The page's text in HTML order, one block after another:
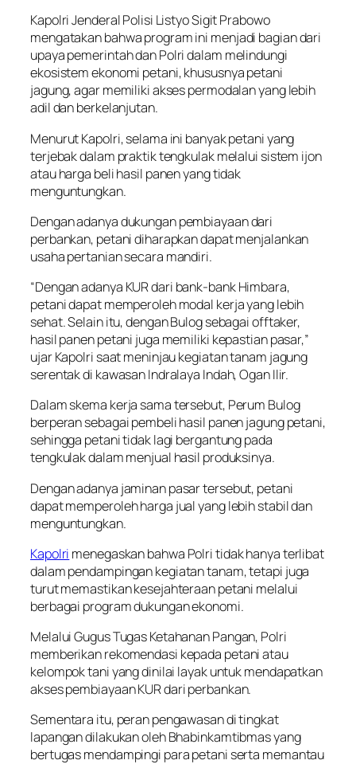
Kapolri Jenderal Polisi Listyo Sigit Prabowo
mengatakan bahwa program ini menjadi bagian dari
upaya pemerintah dan Polri dalam melindungi
ekosistem ekonomi petani, khususnya petani
jagung, agar memiliki akses permodalan yang lebih
adil dan berkelanjutan.
Menurut Kapolri, selama ini banyak petani yang
terjebak dalam praktik tengkulak melalui sistem ijon
atau harga beli hasil panen yang tidak
menguntungkan.
Dengan adanya dukungan pembiayaan dari
perbankan, petani diharapkan dapat menjalankan
usaha pertanian secara mandiri.
“Dengan adanya KUR dari bank-bank Himbara,
petani dapat memperoleh modal kerja yang lebih
sehat. Selain itu, dengan Bulog sebagai offtaker,
hasil panen petani juga memiliki kepastian pasar,”
ujar Kapolri saat meninjau kegiatan tanam jagung
serentak di kawasan Indralaya Indah, Ogan Ilir.
Dalam skema kerja sama tersebut, Perum Bulog
berperan sebagai pembeli hasil panen jagung petani,
sehingga petani tidak lagi bergantung pada
tengkulak dalam menjual hasil produksinya.
Dengan adanya jaminan pasar tersebut, petani
dapat memperoleh harga jual yang lebih stabil dan
menguntungkan.
Kapolri menegaskan bahwa Polri tidak hanya terlibat
dalam pendampingan kegiatan tanam, tetapi juga
turut memastikan kesejahteraan petani melalui
berbagai program dukungan ekonomi.
Melalui Gugus Tugas Ketahanan Pangan, Polri
memberikan rekomendasi kepada petani atau
kelompok tani yang dinilai layak untuk mendapatkan
akses pembiayaan KUR dari perbankan.
Sementara itu, peran pengawasan di tingkat
lapangan dilakukan oleh Bhabinkamtibmas yang
bertugas mendampingi para petani serta memantau